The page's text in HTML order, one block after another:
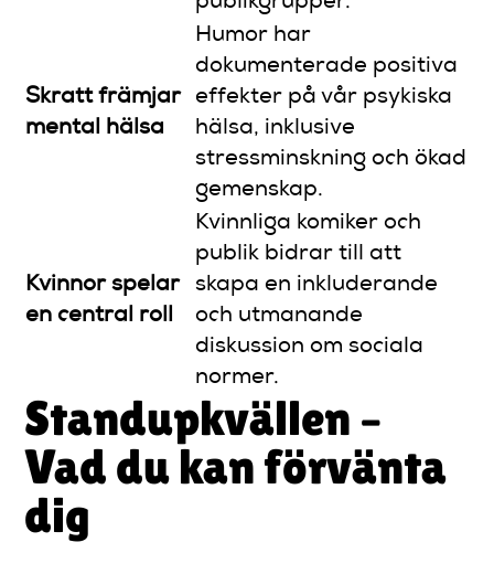
Skratt främjar
mental hälsa
Humor har
dokumenterade positiva
effekter på vår psykiska
hälsa, inklusive
stressminskning och ökad
gemenskap.
Kvinnor spelar
en central roll
Kvinnliga komiker och
publik bidrar till att
skapa en inkluderande
och utmanande
diskussion om sociala
normer.
Standupkvällen –
Vad du kan förvänta
dig